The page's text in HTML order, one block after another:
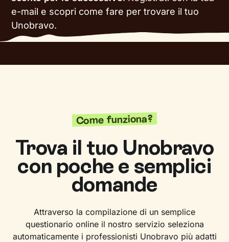
e-mail e scopri come fare per trovare il tuo
Unobravo.
Come funziona?
Trova il tuo Unobravo
con poche e semplici
domande
Attraverso la compilazione di un semplice
questionario online il nostro servizio seleziona
automaticamente i professionisti Unobravo più adatti